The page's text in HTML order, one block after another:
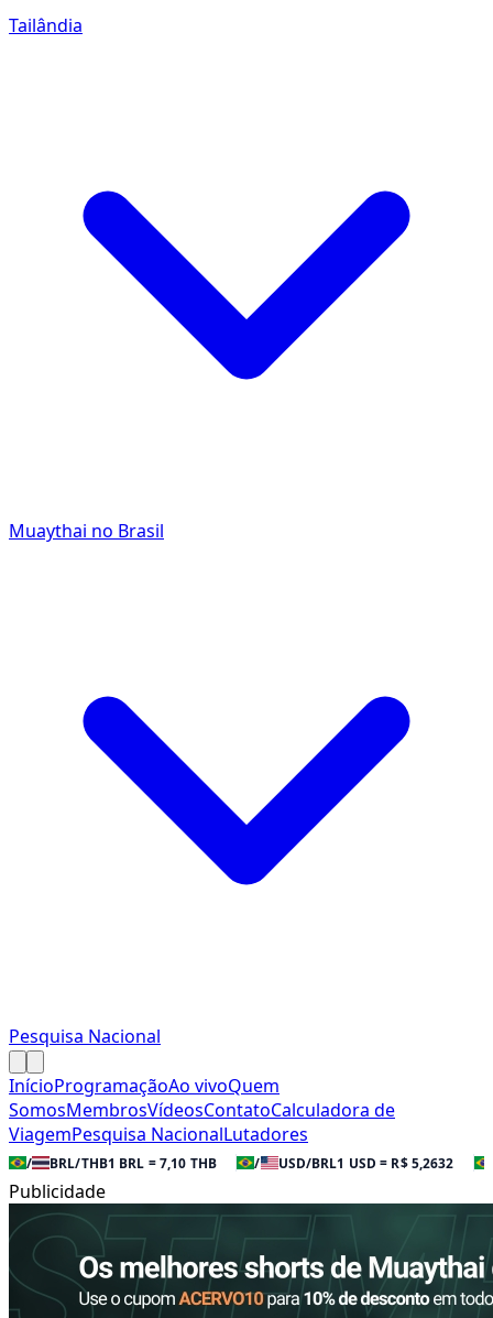
Tailândia
Muaythai no Brasil
Pesquisa Nacional
InícioProgramaçãoAo vivoQuem
SomosMembrosVídeosContatoCalculadora de
ViagemPesquisa NacionalLutadores
/ BRL/THB1 BRL = 7,10 THB / USD/BRL1 USD = R$ 5,2632
Publicidade